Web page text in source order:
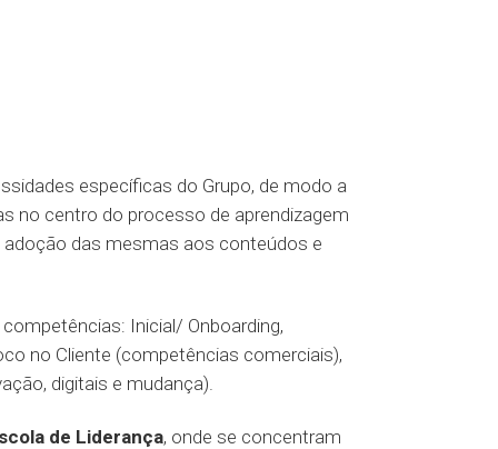
específicas do Grupo, de modo a
no centro do processo de aprendizagem
das mesmas aos conteúdos e
Inicial/ Onboarding,
no Cliente (competências comerciais),
digitais e mudança).
de Liderança, onde se concentram